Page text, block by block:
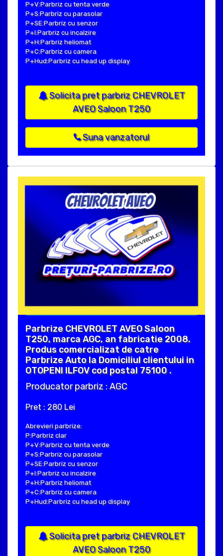
P+V:Parbriz cu tenta verde
P+S:Parbriz cu parasolar
P+SE:Parbriz cu senzor
P+I:Parbriz cu incalzire
P+H:Parbriz heliomat
P+C:Parbriz cu camera
P+Hud:Parbriz cu head up display
Solicita pret parbriz CHEVROLET
AVEO Saloon T250
Suna vanzatorul
Parbrize CHEVROLET AVEO Saloon
T250, marca AGC, an fabricatie 2008.
Produs comercializat de catre
Parbrize Auto la Domiciliul clientului in
OTOPENI ILFOV cod postal 75100 .
Producator parbriz : AGC
Pret : 280 Lei
Abrevieri parbrize:
P:Parbriz clar
P+V:Parbriz cu tenta verde
P+S:Parbriz cu parasolar
P+SE:Parbriz cu senzor
P+I:Parbriz cu incalzire
P+H:Parbriz heliomat
P+C:Parbriz cu camera
P+Hud:Parbriz cu head up display
Solicita pret parbriz CHEVROLET
AVEO Saloon T250